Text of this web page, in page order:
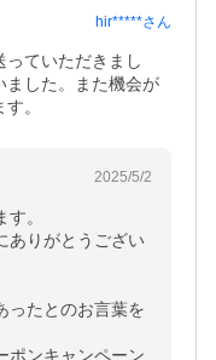
hir*****さん
ていただきまし
ました。また機会が
。
2025/5/2
。
ありがとうござい
ったとのお言葉を
ポンキャンペーン